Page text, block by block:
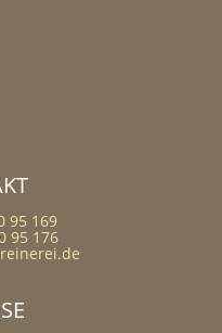
95 169
95 176